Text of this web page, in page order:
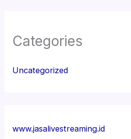
Categories
Uncategorized
www.jasalivestreaming.id